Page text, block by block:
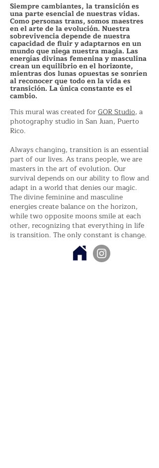
Siempre cambiantes, la transición es
una parte esencial de nuestras vidas.
Como personas trans, somos maestres
en el arte de la evolución. Nuestra
sobrevivencia depende de nuestra
capacidad de fluir y adaptarnos en un
mundo que niega nuestra magia. Las
energías divinas femenina y masculina
crean un equilibrio en el horizonte,
mientras dos lunas opuestas se sonríen
al reconocer que todo en la vida es
transición. La única constante es el
cambio.
This mural was created forGOR Studio, a
photography studio in San Juan, Puerto
Rico.
Always changing, transition is an essential
part of our lives. As trans people, we are
masters in the art of evolution. Our
survival depends on our ability to flow and
adapt in a world that denies our magic.
The divine feminine and masculine
energies create balance on the horizon,
while two opposite moons smile at each
other, recognizing that everything in life
is transition. The only constant is change.